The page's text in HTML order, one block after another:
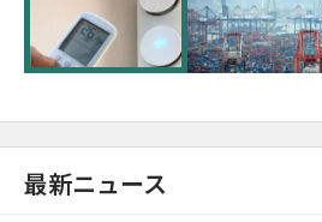
に需給対応体制を点検
最新ニュース